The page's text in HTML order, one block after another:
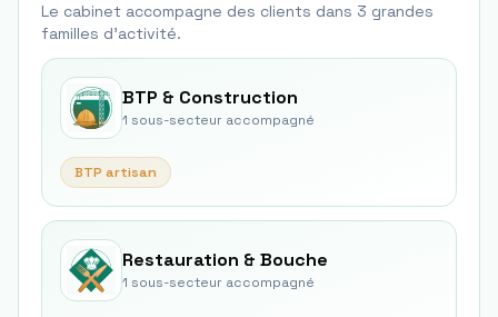
Le cabinet accompagne des clients dans 3 grandes
familles d'activité.
BTP & Construction
1 sous-secteur accompagné
BTP artisan
Restauration & Bouche
1 sous-secteur accompagné